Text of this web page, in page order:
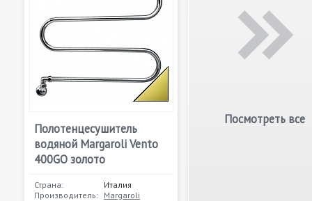
Полотенцесушитель
водяной Margaroli Vento
400GO золото
Страна:
Италия
Производитель: Margaroli
Посмотреть все